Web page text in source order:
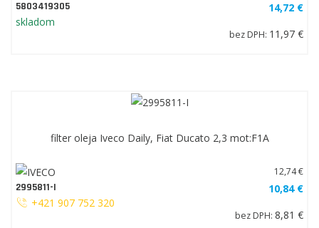
5803419305
skladom
14,72 €
bez DPH: 11,97 €
filter oleja Iveco Daily, Fiat Ducato 2,3 mot:F1A
2995811-I
+421 907 752 320
12,74 €
10,84 €
bez DPH: 8,81 €